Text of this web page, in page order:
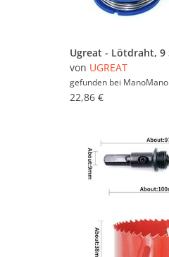
von UGREAT
gefunden bei ManoMano
22,86 €